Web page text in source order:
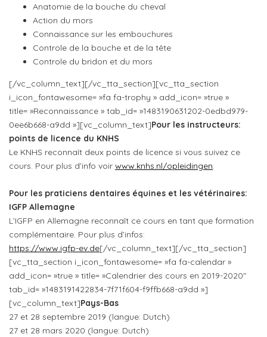
Anatomie de la bouche du cheval
Action du mors
Connaissance sur les embouchures
Controle de la bouche et de la tête
Controle du bridon et du mors
[/vc_column_text][/vc_tta_section][vc_tta_section
i_icon_fontawesome= »fa fa-trophy » add_icon= »true »
title= »Reconnaissance » tab_id= »1483190631202-0edbd979-
0ee6b668-a9dd »][vc_column_text]Pour les instructeurs:
points de licence du KNHS
Le KNHS reconnaît deux points de licence si vous suivez ce
cours. Pour plus d’info voir www.knhs.nl/opleidingen.
Pour les praticiens dentaires équines et les vétérinaires:
IGFP Allemagne
L’IGFP en Allemagne reconnaît ce cours en tant que formation
complémentaire. Pour plus d’infos:
https://www.igfp-ev.de[/vc_column_text][/vc_tta_section]
[vc_tta_section i_icon_fontawesome= »fa fa-calendar »
add_icon= »true » title= »Calendrier des cours en 2019-2020″
tab_id= »1483191422834-7f71f604-f9ffb668-a9dd »]
[vc_column_text]Pays-Bas
27 et 28 septembre 2019 (langue: Dutch)
27 et 28 mars 2020 (langue: Dutch)